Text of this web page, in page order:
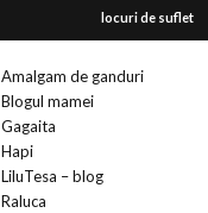
locuri de suflet
Amalgam de ganduri
Blogul mamei
Gagaita
Hapi
LiluTesa – blog
Raluca